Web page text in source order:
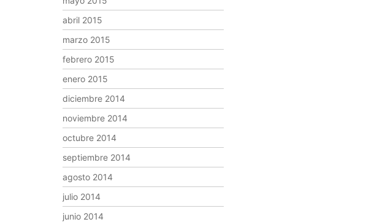
abril 2015
marzo 2015
febrero 2015
enero 2015
diciembre 2014
noviembre 2014
octubre 2014
septiembre 2014
agosto 2014
julio 2014
junio 2014